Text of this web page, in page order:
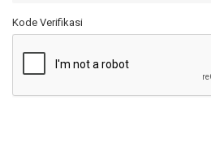
Kode Verifikasi